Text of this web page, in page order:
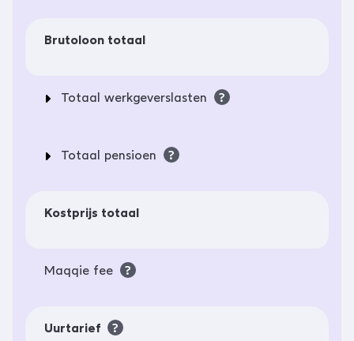
Brutoloon totaal
Totaal werkgeverslasten ?
Totaal pensioen ?
Kostprijs totaal
Maqqie fee ?
Uurtarief ?